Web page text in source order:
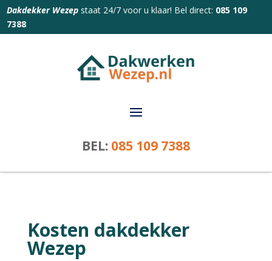
Dakdekker Wezep staat 24/7 voor u klaar! Bel direct: 085 109
7388
BEL: 085 109 7388
Kosten dakdekker
Wezep